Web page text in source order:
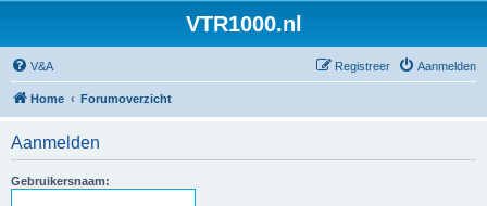
VTR1000.nl
V&A Aanmelden
Registreer
Home Forumoverzicht
Aanmelden
Gebruikersnaam: